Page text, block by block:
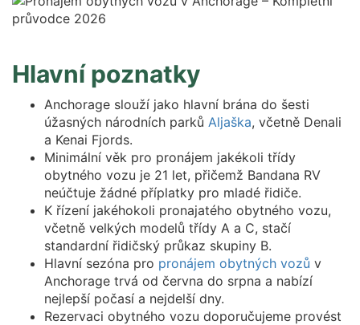
Hlavní poznatky
Anchorage slouží jako hlavní brána do šesti
úžasných národních parků Aljaška, včetně Denali
a Kenai Fjords.
Minimální věk pro pronájem jakékoli třídy
obytného vozu je 21 let, přičemž Bandana RV
neúčtuje žádné příplatky pro mladé řidiče.
K řízení jakéhokoli pronajatého obytného vozu,
včetně velkých modelů třídy A a C, stačí
standardní řidičský průkaz skupiny B.
Hlavní sezóna pro pronájem obytných vozů v
Anchorage trvá od června do srpna a nabízí
nejlepší počasí a nejdelší dny.
Rezervaci obytného vozu doporučujeme provést